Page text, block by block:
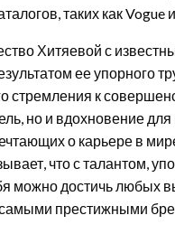
таких как Vogue
Хитяевой с
ее упорного
стремления к
но и вдохновение для
о карьере в
что с талантом,
можно достичь любых
самыми престижными